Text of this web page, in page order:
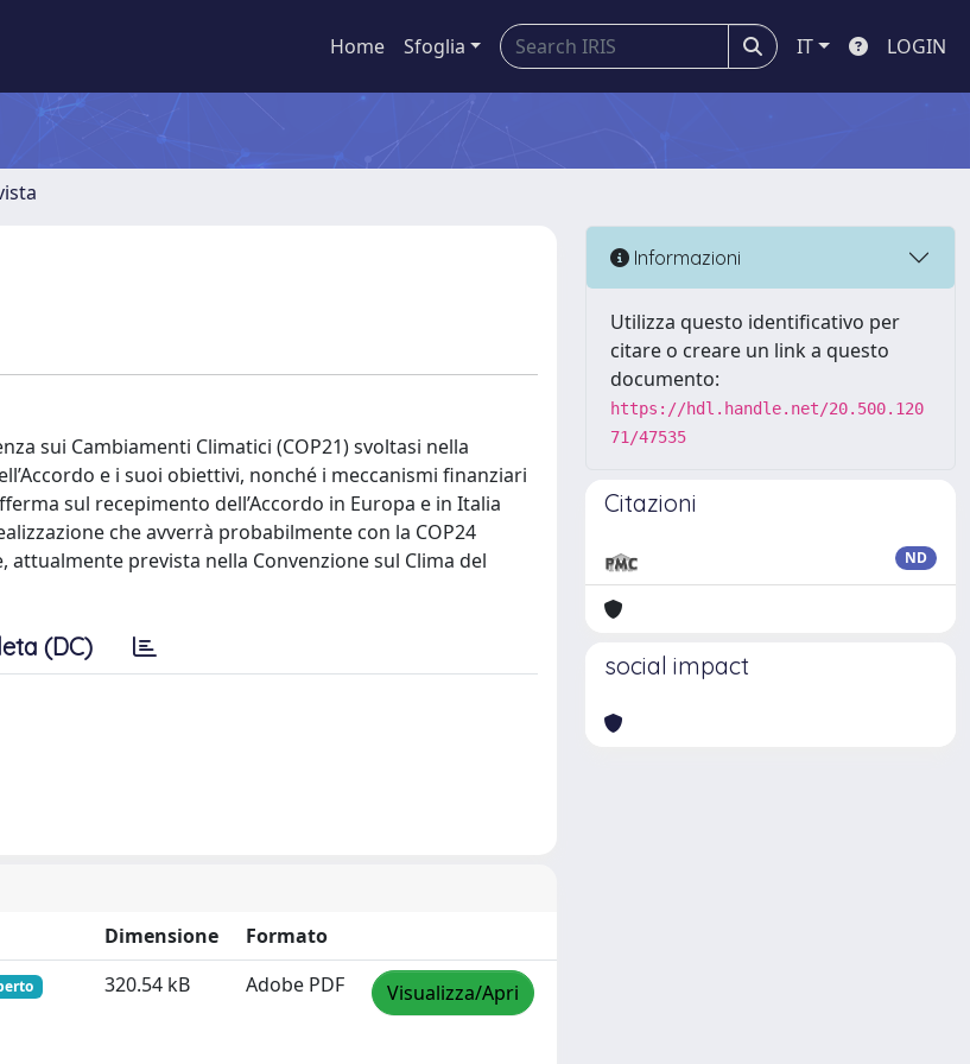
Home Sfoglia IT LOGIN
sui Cambiamenti Climatici (COP21) svoltasi nella
e i suoi obiettivi, nonché i meccanismi finanziari
sul recepimento dell’Accordo in Europa e in Italia
che avverrà probabilmente con la COP24
prevista nella Convenzione sul Clima del
(DC)
Dimensione
Formato
320.54 kB Adobe PDF Visualizza/Apri
Informazioni
Utilizza questo identificativo per
citare o creare un link a questo
documento:
https://hdl.handle.net/20.500.120
71/47535
Citazioni
ND
social impact